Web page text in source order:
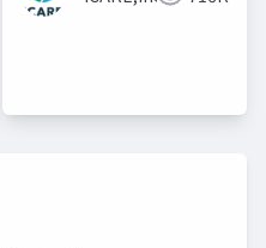
資料作成 powerpoint